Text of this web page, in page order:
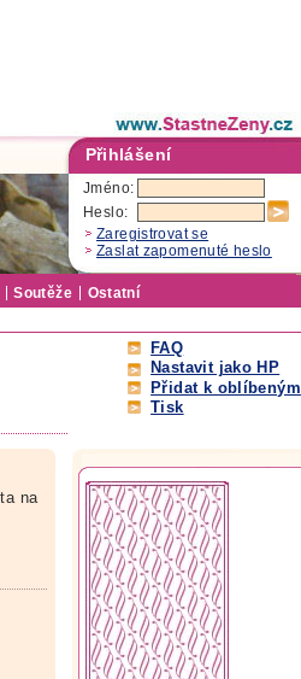
Přihlášení
Jméno:
Heslo:
Zaregistrovat se
Zaslat zapomenuté heslo
Soutěže Ostatní
FAQ
Nastavit jako HP
Přidat k oblíbeným
Tisk
na